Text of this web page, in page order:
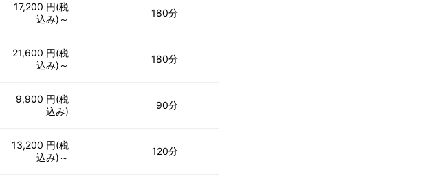
17,200 円(税
込み)～
180分
21,600 円(税
込み)～
180分
9,900 円(税
込み)
90分
13,200 円(税
込み)～
120分